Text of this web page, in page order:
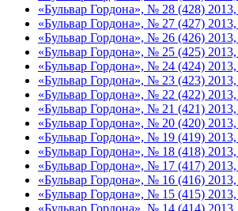
«Бульвар Гордона», № 28 (428)
«Бульвар Гордона», № 27 (427)
«Бульвар Гордона», № 26 (426)
«Бульвар Гордона», № 25 (425)
«Бульвар Гордона», № 24 (424)
«Бульвар Гордона», № 23 (423)
«Бульвар Гордона», № 22 (422)
«Бульвар Гордона», № 21 (421)
«Бульвар Гордона», № 20 (420)
«Бульвар Гордона», № 19 (419)
«Бульвар Гордона», № 18 (418) 2013,
«Бульвар Гордона», № 17 (417) 2013,
«Бульвар Гордона», № 16 (416) 2013,
«Бульвар Гордона», № 15 (415) 2013,
«Бульвар Гордона», № 14 (414) 2013,